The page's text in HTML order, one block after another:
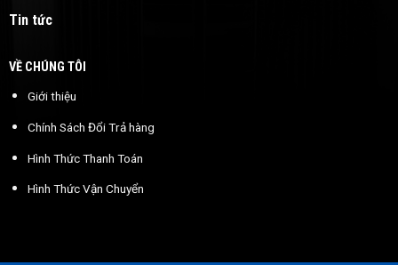
Tin tức
VỀ CHÚNG TÔI
Giới thiệu
Chính Sách Đổi Trả hàng
Hình Thức Thanh Toán
Hình Thức Vận Chuyển